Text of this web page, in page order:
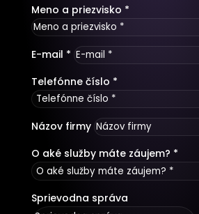
Meno a priezvisko *
E-mail *
Telefónne číslo *
Názov firmy
O aké služby máte záujem? *
Sprievodna správa